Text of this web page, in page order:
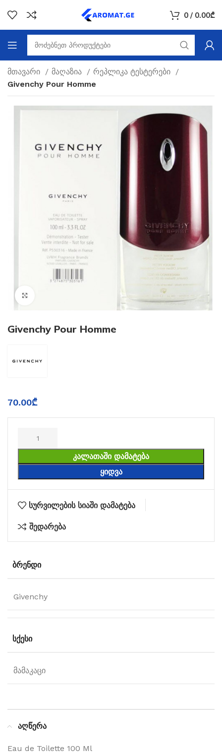
0 / 0.00₾
მთავარი მაღაზია
რეპლიკა ტესტერები
Givenchy Pour Homme
Givenchy Pour Homme
70.00₾
ᲙᲐᲚᲐᲗᲐᲨᲘ ᲓᲐᲛᲐᲢᲔᲑᲐ
ᲧᲘᲓᲕᲐ
სურვილების სიაში დამატება
შედარება
ᲑᲠᲔᲜᲓᲘ
Givenchy
ᲡᲥᲔᲡᲘ
მამაკაცი
აღწერა
Eau de Toilette 100 Ml